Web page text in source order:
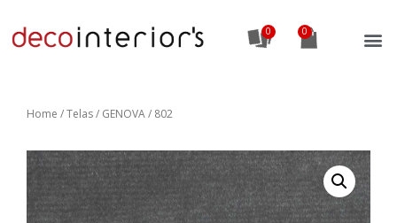
0
Home /Telas/ GENOVA / 802